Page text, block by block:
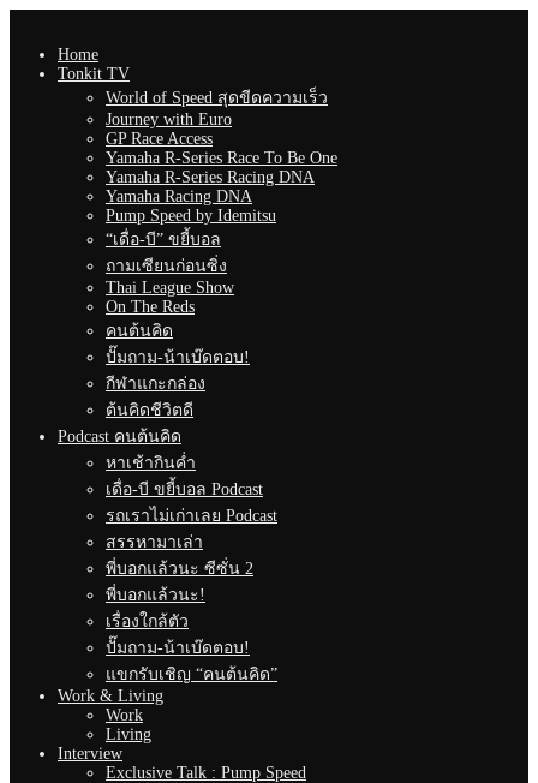
Home
Tonkit TV
World of Speed สุดขีดความเร็ว
Journey with Euro
GP Race Access
Yamaha R-Series Race To Be One
Yamaha R-Series Racing DNA
Yamaha Racing DNA
Pump Speed by Idemitsu
“เดื่อ-บี” ขยี้บอล
ถามเซียนก่อนซิ่ง
Thai League Show
On The Reds
คนต้นคิด
ปั๊มถาม-น้าเบ๊ดตอบ!
กีฬาแกะกล่อง
ต้นคิดชีวิตดี
Podcast คนต้นคิด
หาเช้ากินค่ำ
เดื่อ-บี ขยี้บอล Podcast
รถเราไม่เก่าเลย Podcast
สรรหามาเล่า
พี่บอกแล้วนะ ซีซั่น 2
พี่บอกแล้วนะ!
เรื่องใกล้ตัว
ปั๊มถาม-น้าเบ๊ดตอบ!
แขกรับเชิญ “คนต้นคิด”
Work & Living
Work
Living
Interview
Exclusive Talk : Pump Speed